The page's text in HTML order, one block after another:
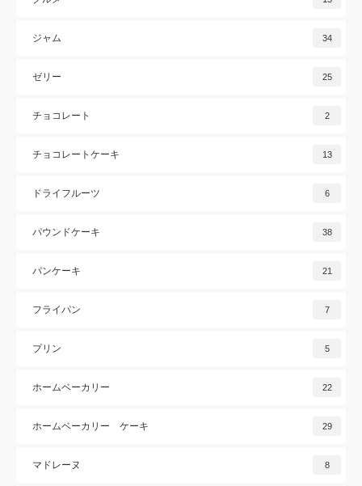
ジャム 34
ゼリー 25
チョコレート 2
チョコレートケーキ 13
ドライフルーツ 6
パウンドケーキ 38
パンケーキ 21
フライパン 7
プリン 5
ホームベーカリー 22
ホームベーカリー ケーキ 29
マドレーヌ 8